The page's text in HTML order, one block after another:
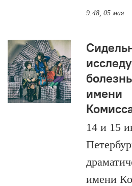
9:48, 05 мая
имени
14 и 15
имени